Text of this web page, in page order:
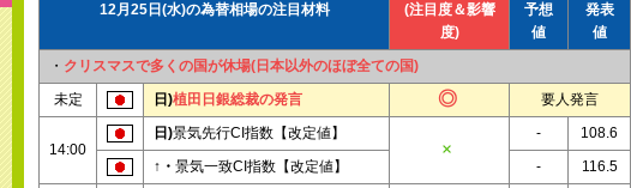
12月25日(水)の為替相場の注目材料
(注目度＆影響
度)
予想
値
発表
値
・ クリスマスで多くの国が休場(日本以外のほぼ全ての国)
未定
日)植田日銀総裁の発言 要人発言
14:00
日)景気先行CI指数【改定値】 -
108.6
↑・ 景気一致CI指数【改定値】 -
116.5